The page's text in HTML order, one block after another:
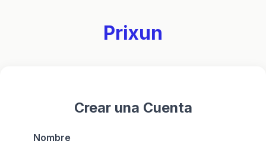
Prixun
Crear una Cuenta
Nombre